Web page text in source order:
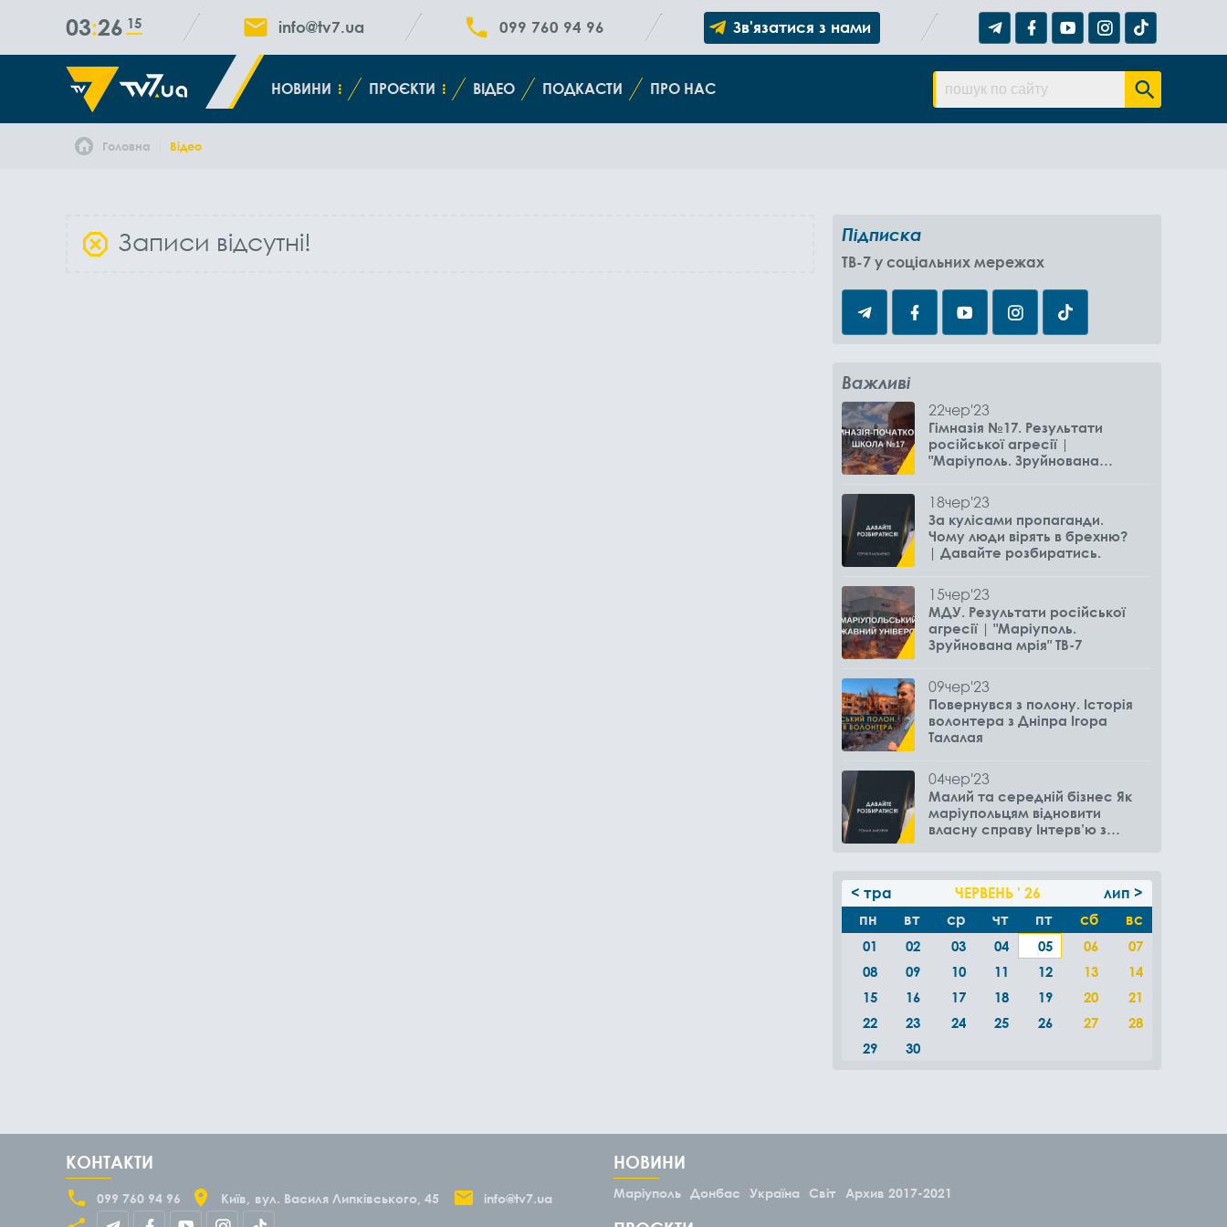
03 26 16 info@tv7.ua 099 760 94 96 Зв'язатися з нами
НОВИНИ ПРОЄКТИ ВІДЕО ПОДКАСТИ ПРО НАС
Головна Відео
Записи відсутні! Підписка
TB-7 у соціальних мережах
Важливі
22чер'23
Гімназія №17. Результати
російської агресії |
"Маріуполь. Зруйнована
18чер'23
За кулісами пропаганди.
Чому люди вірять в брехню?
| Давайте розбиратись.
15чер'23
МДУ. Результати російської
агресії | "Маріуполь.
Зруйнована мрія" ТВ-7
09чер'23
Повернувся з полону. Історія
волонтера з Дніпра Ігора
Талалая
04чер'23
Малий та середній бізнес Як
маріупольцям відновити
власну справу Інтерв’ю з
< тра ЧЕРВЕНЬ ' 26
лип >
пн
вт ср чт пт сб вс
01 02 03 04 05 06
07
08
09 10 11 12 13
14
15
16 17 18 19 20
21
22
23 24 25 26 27
28
29
30
КОНТАКТИ
099 760 94 96 Київ вул. Василя Липківського, 45 info@tv7.ua
НОВИНИ
Маріуполь Донбас Україна Світ Архив 2017-2021